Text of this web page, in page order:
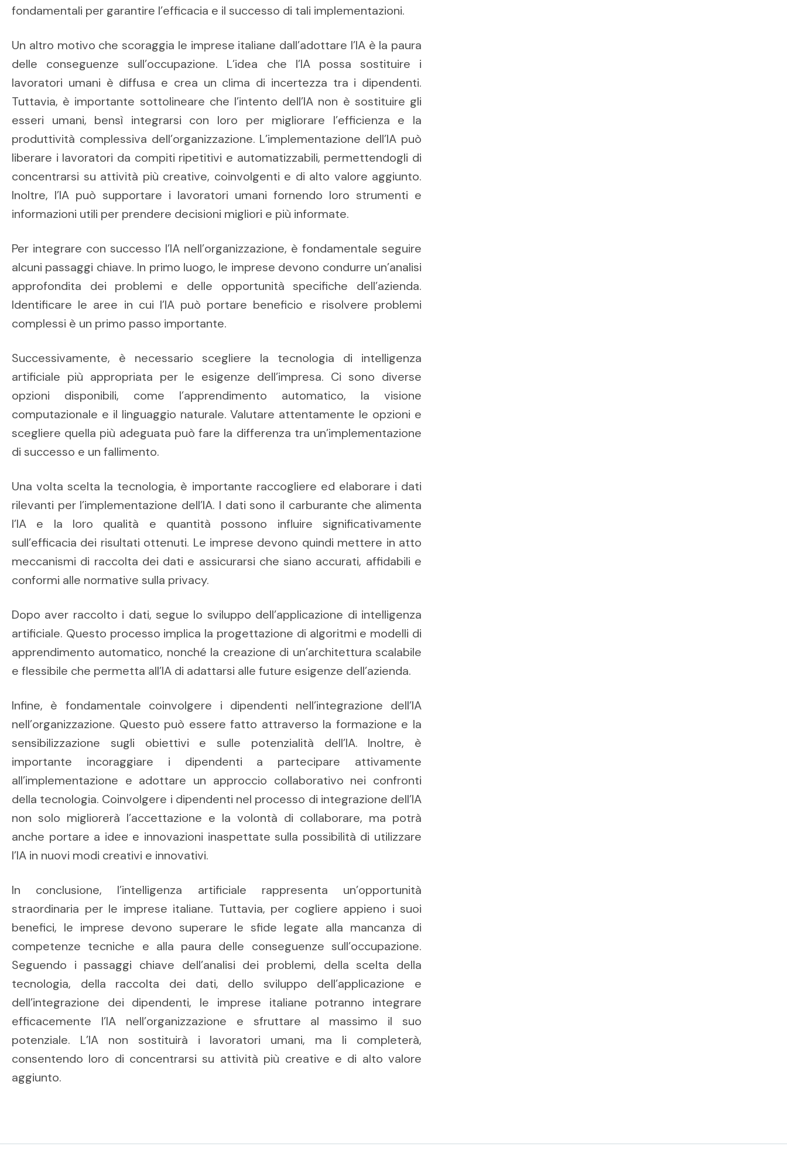
fondamentali per garantire l’efficacia e il successo di tali implementazioni.
Un altro motivo che scoraggia le imprese italiane dall’adottare l’IA è la paura
delle conseguenze sull’occupazione. L’idea che l’IA possa sostituire i
lavoratori umani è diffusa e crea un clima di incertezza tra i dipendenti.
Tuttavia, è importante sottolineare che l’intento dell’IA non è sostituire gli
esseri umani, bensì integrarsi con loro per migliorare l’efficienza e la
produttività complessiva dell’organizzazione. L’implementazione dell’IA può
liberare i lavoratori da compiti ripetitivi e automatizzabili, permettendogli di
concentrarsi su attività più creative, coinvolgenti e di alto valore aggiunto.
Inoltre, l’IA può supportare i lavoratori umani fornendo loro strumenti e
informazioni utili per prendere decisioni migliori e più informate.
Per integrare con successo l’IA nell’organizzazione, è fondamentale seguire
alcuni passaggi chiave. In primo luogo, le imprese devono condurre un’analisi
approfondita dei problemi e delle opportunità specifiche dell’azienda.
Identificare le aree in cui l’IA può portare beneficio e risolvere problemi
complessi è un primo passo importante.
Successivamente, è necessario scegliere la tecnologia di intelligenza
artificiale più appropriata per le esigenze dell’impresa. Ci sono diverse
opzioni disponibili, come l’apprendimento automatico, la visione
computazionale e il linguaggio naturale. Valutare attentamente le opzioni e
scegliere quella più adeguata può fare la differenza tra un’implementazione
di successo e un fallimento.
Una volta scelta la tecnologia, è importante raccogliere ed elaborare i dati
rilevanti per l’implementazione dell’IA. I dati sono il carburante che alimenta
l’IA e la loro qualità e quantità possono influire significativamente
sull’efficacia dei risultati ottenuti. Le imprese devono quindi mettere in atto
meccanismi di raccolta dei dati e assicurarsi che siano accurati, affidabili e
conformi alle normative sulla privacy.
Dopo aver raccolto i dati, segue lo sviluppo dell’applicazione di intelligenza
artificiale. Questo processo implica la progettazione di algoritmi e modelli di
apprendimento automatico, nonché la creazione di un’architettura scalabile
e flessibile che permetta all’IA di adattarsi alle future esigenze dell’azienda.
Infine, è fondamentale coinvolgere i dipendenti nell’integrazione dell’IA
nell’organizzazione. Questo può essere fatto attraverso la formazione e la
sensibilizzazione sugli obiettivi e sulle potenzialità dell’IA. Inoltre, è
importante incoraggiare i dipendenti a partecipare attivamente
all’implementazione e adottare un approccio collaborativo nei confronti
della tecnologia. Coinvolgere i dipendenti nel processo di integrazione dell’IA
non solo migliorerà l’accettazione e la volontà di collaborare, ma potrà
anche portare a idee e innovazioni inaspettate sulla possibilità di utilizzare
l’IA in nuovi modi creativi e innovativi.
In conclusione, l’intelligenza artificiale rappresenta un’opportunità
straordinaria per le imprese italiane. Tuttavia, per cogliere appieno i suoi
benefici, le imprese devono superare le sfide legate alla mancanza di
competenze tecniche e alla paura delle conseguenze sull’occupazione.
Seguendo i passaggi chiave dell’analisi dei problemi, della scelta della
tecnologia, della raccolta dei dati, dello sviluppo dell’applicazione e
dell’integrazione dei dipendenti, le imprese italiane potranno integrare
efficacemente l’IA nell’organizzazione e sfruttare al massimo il suo
potenziale. L’IA non sostituirà i lavoratori umani, ma li completerà,
consentendo loro di concentrarsi su attività più creative e di alto valore
aggiunto.